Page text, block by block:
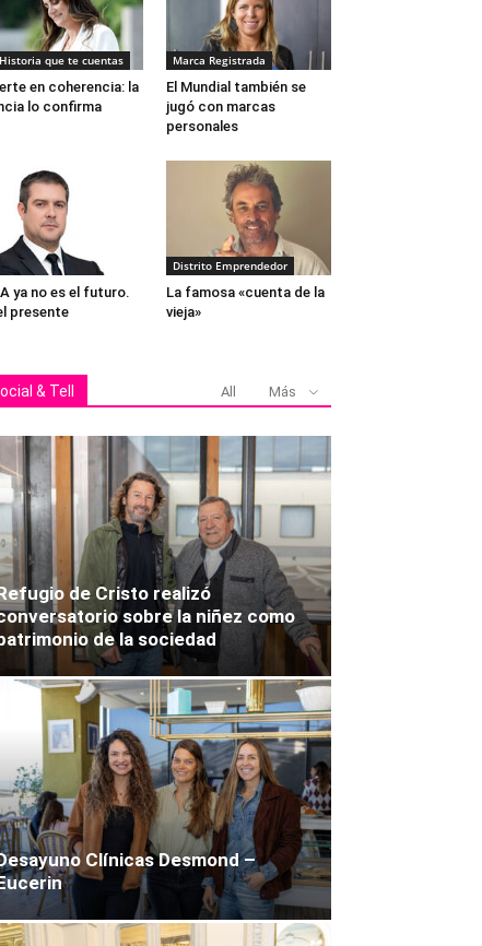
que te cuentas
en coherencia: la
lo confirma
Marca Registrada
El Mundial también se
jugó con marcas
personales
ya no es el futuro.
presente
Distrito Emprendedor
La famosa «cuenta de la
vieja»
& Tell All Más
de Cristo realizó
sobre la niñez como
de la sociedad
Clínicas Desmond –